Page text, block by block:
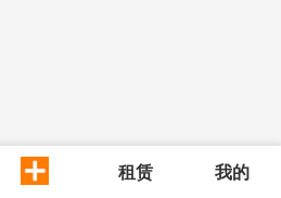
租赁 我的